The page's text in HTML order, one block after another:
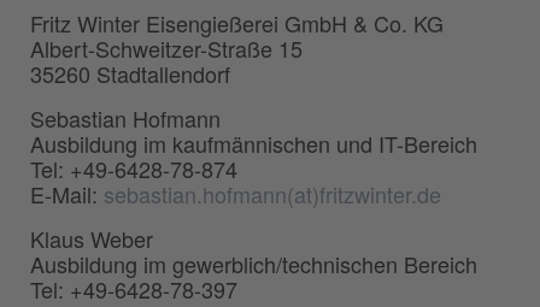
Fritz Winter Eisengießerei GmbH & Co. KG
Albert-Schweitzer-Straße 15
35260 Stadtallendorf
Sebastian Hofmann
Ausbildung im kaufmännischen und IT-Bereich
Tel: +49-6428-78-874
E-Mail: sebastian.hofmann(at)fritzwinter.de
Klaus Weber
Ausbildung im gewerblich/technischen Bereich
Tel: +49-6428-78-397